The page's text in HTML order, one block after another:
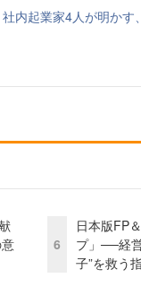
内起業家4人が明か
6
日本版FP
プ」──経
子”を救う